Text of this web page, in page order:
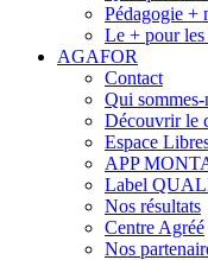
Pédagogie +
Le + pour les
AGAFOR
Contact
Qui sommes-
Découvrir le
Espace
APP
Label
Nos résultats
Centre Agréé
Nos